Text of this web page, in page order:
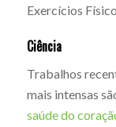
Exercícios
Ciência
Trabalhos
mais intensas
saúde do